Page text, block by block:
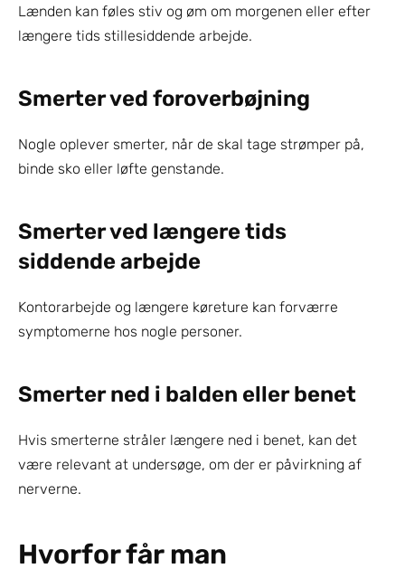
Lænden kan føles stiv og øm om morgenen eller efter
længere tids stillesiddende arbejde.
Smerter ved foroverbøjning
Nogle oplever smerter, når de skal tage strømper på,
binde sko eller løfte genstande.
Smerter ved længere tids
siddende arbejde
Kontorarbejde og længere køreture kan forværre
symptomerne hos nogle personer.
Smerter ned i balden eller benet
Hvis smerterne stråler længere ned i benet, kan det
være relevant at undersøge, om der er påvirkning af
nerverne.
Hvorfor får man